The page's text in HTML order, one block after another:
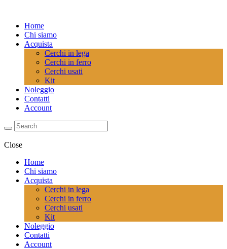
Home
Chi siamo
Acquista
Cerchi in lega
Cerchi in ferro
Cerchi usati
Kit
Noleggio
Contatti
Account
Close
Home
Chi siamo
Acquista
Cerchi in lega
Cerchi in ferro
Cerchi usati
Kit
Noleggio
Contatti
Account